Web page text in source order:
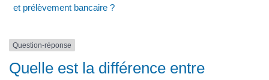
et prélèvement bancaire ?
Question-réponse
Quelle est la différence entre